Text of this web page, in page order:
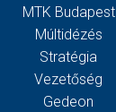
MTK Budapest
Múltidézés
Stratégia
Vezetőség
Gedeon